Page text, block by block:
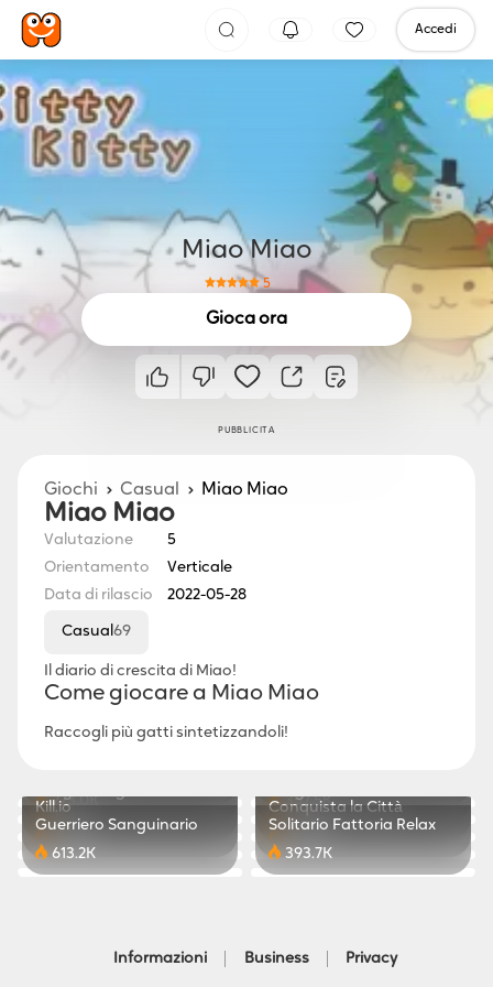
Accedi
Miao Miao
5
Gioca ora
PUBBLICITÀ
Giochi Casual Miao Miao
Miao Miao
Valutazione
5
Orientamento
Verticale
Data di rilascio
2022-05-28
Casual 69
Il diario di crescita di Miao!
Come giocare a Miao Miao
Raccogli più gatti sintetizzandoli!
di Bellezza
273.0K
357.5K
351.9K
556.1K
Kill.io
Conquista la Città
Guerriero Sanguinario
613.2K
Solitario Fattoria Relax
393.7K
Informazioni Business Privacy